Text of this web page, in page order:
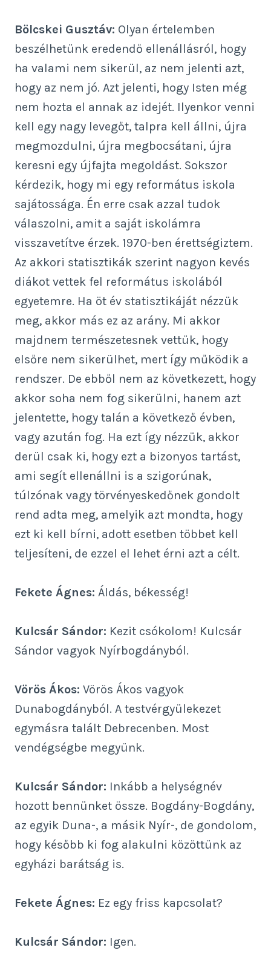
Bölcskei Gusztáv: Olyan értelemben
beszélhetünk eredendő ellenállásról, hogy
ha valami nem sikerül, az nem jelenti azt,
hogy az nem jó. Azt jelenti, hogy Isten még
nem hozta el annak az idejét. Ilyenkor venni
kell egy nagy levegőt, talpra kell állni, újra
megmozdulni, újra megbocsátani, újra
keresni egy újfajta megoldást. Sokszor
kérdezik, hogy mi egy református iskola
sajátossága. Én erre csak azzal tudok
válaszolni, amit a saját iskolámra
visszavetítve érzek. 1970-ben érettségiztem.
Az akkori statisztikák szerint nagyon kevés
diákot vettek fel református iskolából
egyetemre. Ha öt év statisztikáját nézzük
meg, akkor más ez az arány. Mi akkor
majdnem természetesnek vettük, hogy
elsőre nem sikerülhet, mert így működik a
rendszer. De ebből nem az következett, hogy
akkor soha nem fog sikerülni, hanem azt
jelentette, hogy talán a következő évben,
vagy azután fog. Ha ezt így nézzük, akkor
derül csak ki, hogy ezt a bizonyos tartást,
ami segít ellenállni is a szigorúnak,
túlzónak vagy törvényeskedőnek gondolt
rend adta meg, amelyik azt mondta, hogy
ezt ki kell bírni, adott esetben többet kell
teljesíteni, de ezzel el lehet érni azt a célt.
Fekete Ágnes: Áldás, békesség!
Kulcsár Sándor: Kezit csókolom! Kulcsár
Sándor vagyok Nyírbogdányból.
Vörös Ákos: Vörös Ákos vagyok
Dunabogdányból. A testvérgyülekezet
egymásra talált Debrecenben. Most
vendégségbe megyünk.
Kulcsár Sándor: Inkább a helységnév
hozott bennünket össze. Bogdány-Bogdány,
az egyik Duna-, a másik Nyír-, de gondolom,
hogy később ki fog alakulni közöttünk az
egyházi barátság is.
Fekete Ágnes: Ez egy friss kapcsolat?
Kulcsár Sándor: Igen.